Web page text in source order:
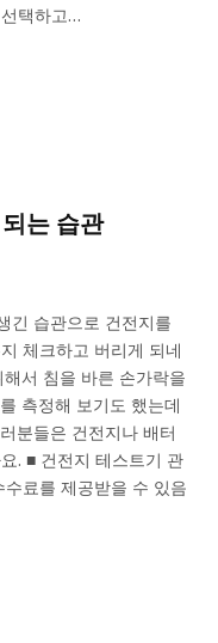
택하고…
는 습관
긴 습관으로 건전지를
체크하고 버리게 되네
서 침을 바른 손가락을
측정해 보기도 했는데
분들은 건전지나 배터
. ■ 건전지 테스트기 관
료를 제공받을 수 있음